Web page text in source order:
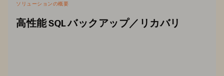
ソリューションの概要
高性能 SQL バックアップ／リカバリ